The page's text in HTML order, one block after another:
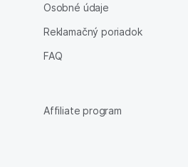
Osobné údaje
Reklamačný poriadok
FAQ
Affiliate program